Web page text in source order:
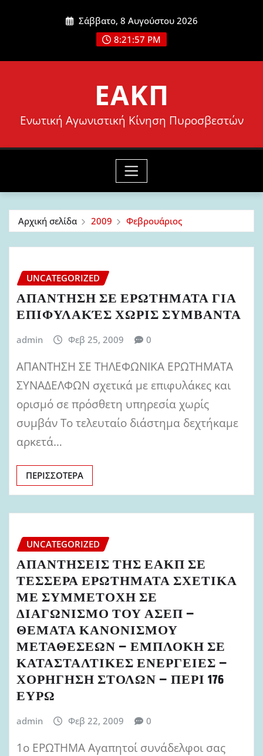
Σάββατο, 8 Αυγούστου 2026
8:21:58 PM
ΕΑΚΠ
Ενωτική Αγωνιστική Κίνηση Πυροσβεστών
Αρχική σελίδα 2009 Φεβρουάριος
UNCATEGORIZED
ΑΠΑΝΤΗΣΗ ΣΕ ΕΡΩΤΗΜΑΤΑ ΓΙΑ
ΕΠΙΦΥΛΑΚΈΣ ΧΩΡΙΣ ΣΥΜΒΑΝΤΑ
admin Φεβ 25, 2009 0
ΑΠΑΝΤΗΣΗ ΣΕ ΤΗΛΕΦΩΝΙΚΑ ΕΡΩΤΗΜΑΤΑ
ΣΥΝΑΔΕΛΦΩΝ σχετικά με επιφυλάκες και
ορισμό σε πρόσθετη υπηρεσία χωρίς
συμβάν Το τελευταίο διάστημα δεχτήκαμε
αρκετά…
ΠΕΡΙΣΣΌΤΕΡΑ
UNCATEGORIZED
ΑΠΑΝΤΗΣΕΙΣ ΤΗΣ ΕΑΚΠ ΣΕ
ΤΕΣΣΕΡΑ ΕΡΩΤΗΜΑΤΑ ΣΧΕΤΙΚΑ
ΜΕ ΣΥΜΜΕΤΟΧΗ ΣΕ
ΔΙΑΓΩΝΙΣΜΟ ΤΟΥ ΑΣΕΠ –
ΘΕΜΑΤΑ ΚΑΝΟΝΙΣΜΟΥ
ΜΕΤΑΘΕΣΕΩΝ – ΕΜΠΛΟΚΗ ΣΕ
ΚΑΤΑΣΤΑΛΤΙΚΕΣ ΕΝΕΡΓΕΙΕΣ –
ΧΟΡΗΓΗΣΗ ΣΤΟΛΩΝ – ΠΕΡΙ 176
ΕΥΡΩ
admin Φεβ 22, 2009 0
1o ΕΡΩΤΗΜΑ Αγαπητοί συνάδελφοι σας